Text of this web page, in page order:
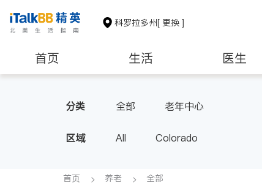
科罗拉多州[ 更换 ]
首页 生活 医生
分类 全部 老年中心
区域 All Colorado
首页 养老 全部